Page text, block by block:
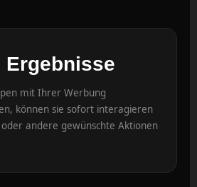
Ergebnisse
mit Ihrer Werbung
können sie sofort interagieren
andere gewünschte Aktionen